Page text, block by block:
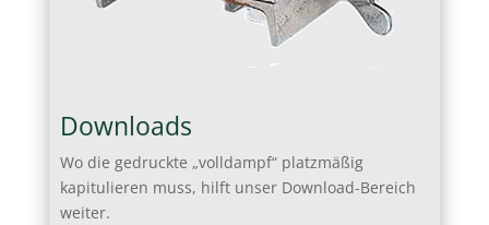
Downloads
Wo die gedruckte „volldampf“ platzmäßig
kapitulieren muss, hilft unser Download-Bereich
weiter.